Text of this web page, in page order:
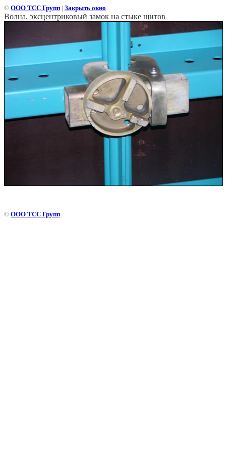
© ООО ТСС Групп | Закрыть окно
Волна. эксцентриковый замок на стыке щитов
© ООО ТСС Групп